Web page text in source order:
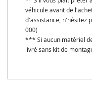
véhicule avant de
d'assistance, n'hésitez
000)
*** Si aucun matériel
livré sans kit de